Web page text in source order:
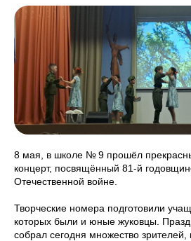
8 мая, в школе № 9 прошёл
концерт, посвящённый 81-й
Отечественной войне.
Творческие номера подготовили
которых были и юные жуковцы.
собрал сегодня множество